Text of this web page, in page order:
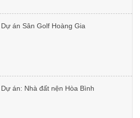
Dự án Sân Golf Hoàng Gia
Dự án: Nhà đất nện Hòa Bình
Cách bảo trì bê tông sỏi rửa ngoài trời:
Kỹ thuật phủ Oliu Sealer kháng UV
Vật tư thi công microcement gồm
những gì?